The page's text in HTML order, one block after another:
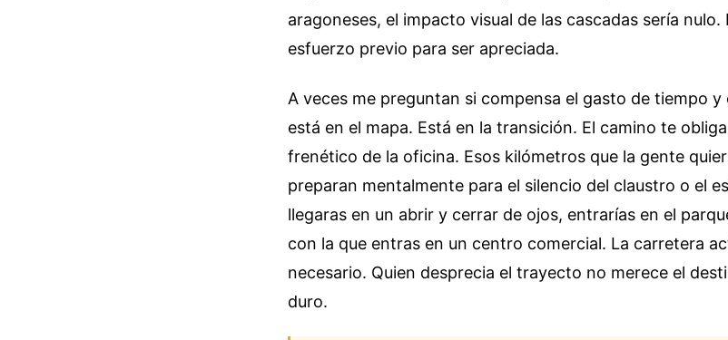
aragoneses, el impacto visual de las cascadas sería nulo.
esfuerzo previo para ser apreciada.
A veces me preguntan si compensa el gasto de tiempo y
está en el mapa. Está en la transición. El camino te
frenético de la oficina. Esos kilómetros que la gente
preparan mentalmente para el silencio del claustro o el
llegaras en un abrir y cerrar de ojos, entrarías en el
con la que entras en un centro comercial. La carretera
necesario. Quien desprecia el trayecto no merece el
duro.